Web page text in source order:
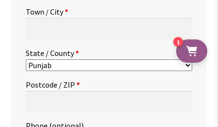
etc.(optional)
Town / City*
State / County*
Postcode / ZIP *
1